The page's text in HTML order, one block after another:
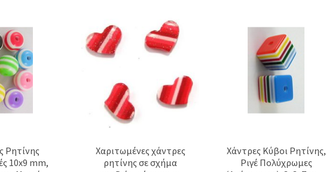
Ρητίνης
10x9 mm,
Χαριτωμένες χάντρες
ρητίνης σε σχήμα
Χάντρες Κύβοι Ρητίνης,
Ριγέ Πολύχρωμες